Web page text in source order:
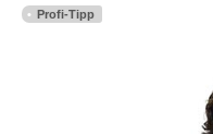
Profi-Tipp